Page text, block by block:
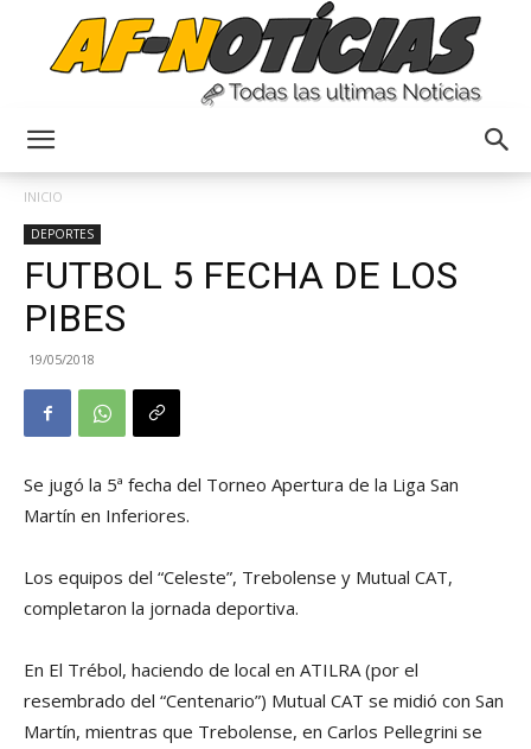
INICIO
DEPORTES
FUTBOL 5 FECHA DE LOS
PIBES
19/05/2018
Se jugó la 5ª fecha del Torneo Apertura de la Liga San
Martín en Inferiores.
Los equipos del “Celeste”, Trebolense y Mutual CAT,
completaron la jornada deportiva.
En El Trébol, haciendo de local en ATILRA (por el
resembrado del “Centenario”) Mutual CAT se midió con San
Martín, mientras que Trebolense, en Carlos Pellegrini se